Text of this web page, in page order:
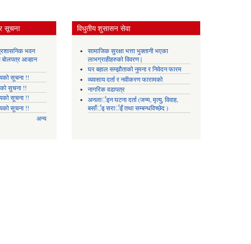
सूचना
भवन
बोलपत्र आव्हान
सूचना !!
सुचना !!
सूचना !!
सूचना !!
अन्य
विधुतीय शुसासन सेवा
सामाजिक सुरक्षा भत्ता भुक्तानी भएका
लाभग्राहीहरुको विवरण |
घर बहाल सम्झौताको नुमना र निवेदन फारम
व्यवसाय दर्ता र नवीकरण फारामको
नागरिक वडापत्र
अनलार्इन घटना दर्ता (जन्म, मृत्यु, विवाह,
बसाँर्इ सरार्इँ तथा सम्बन्धविच्छेद )